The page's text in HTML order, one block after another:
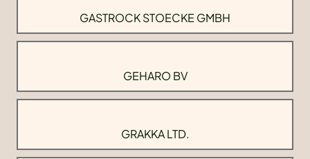
GASTROCK STOECKE GMBH
GEHARO BV
GRAKKA LTD.